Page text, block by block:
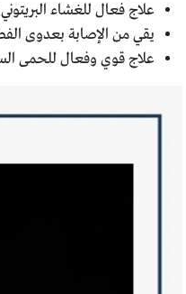
علاج فعال للغشاء
يقي من الإصابة بعدوى
علاج قوي وفعال للحمى